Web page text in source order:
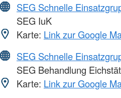
SEG Schnelle
SEG IuK
Karte: Link zur Google
SEG Schnelle
SEG Behandlung
Karte: Link zur Google